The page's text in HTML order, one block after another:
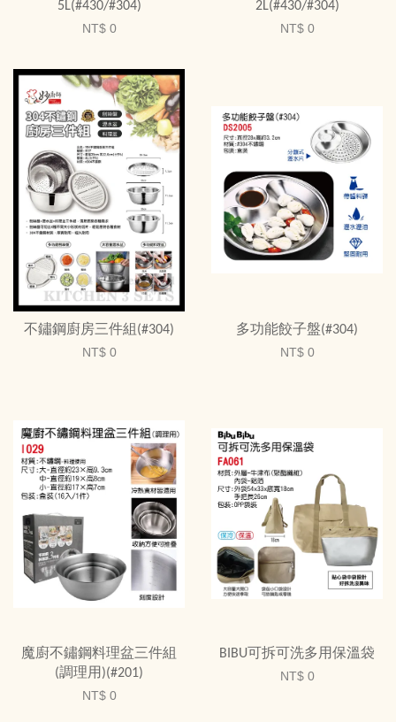
5L(#430/#304)
NT$ 0
2L(#430/#304)
NT$ 0
不鏽鋼廚房三件組(#304)
NT$ 0
多功能餃子盤(#304)
NT$ 0
魔廚不鏽鋼料理盆三件組
(調理用)(#201)
NT$ 0
BIBU可拆可洗多用保溫袋
NT$ 0